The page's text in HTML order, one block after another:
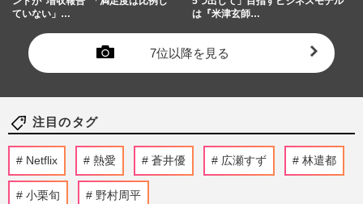
ていない」…
は『米津玄師…
7位以降を見る
注目のタグ
Netflix 熱愛 蒼井優 広瀬すず 林遣都
小栗旬 野村周平